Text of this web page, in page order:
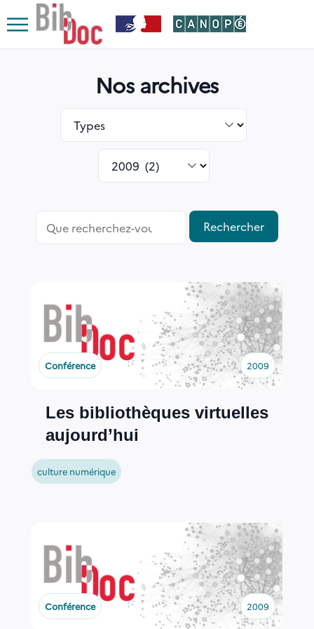
Nos archives
Conférence 2009
Les bibliothèques virtuelles
aujourd’hui
culture numérique
Conférence 2009
Le respect de votre vie privée est notre priorité